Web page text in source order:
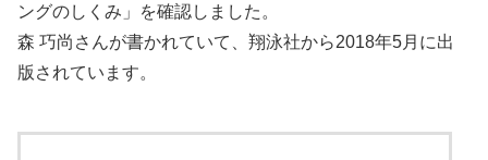
ングのしくみ」を確認しました。
森 巧尚さんが書かれていて、翔泳社から2018年5月に出
版されています。